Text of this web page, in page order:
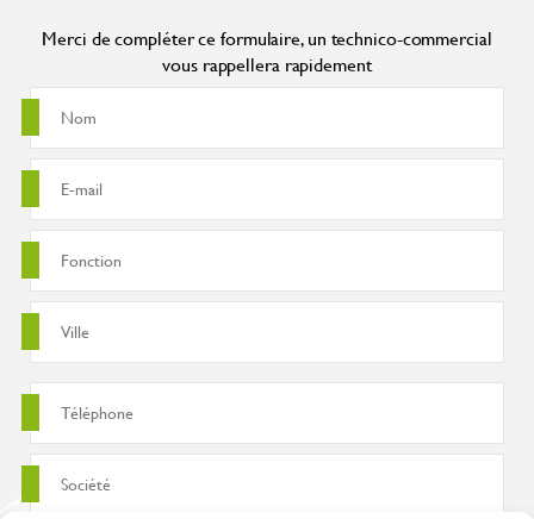
Merci de compléter ce formulaire, un technico-commercial
vous rappellera rapidement